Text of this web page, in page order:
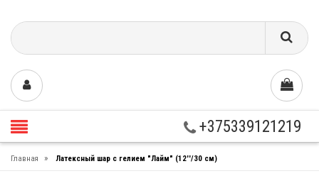
+375339121219
Главная » Латексный шар с гелием "Лайм" (12''/30 см)